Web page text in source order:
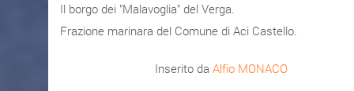
Il borgo dei "Malavoglia" del Verga.
Frazione marinara del Comune di Aci Castello.
Inserito daAlfio MONACO